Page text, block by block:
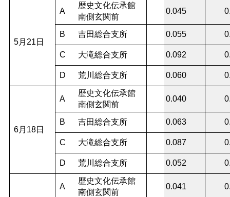
5月21日
A
歴史文化伝承館
南側玄関前
0.045
B 吉田総合支所 0.055
C 大滝総合支所 0.092
D 荒川総合支所 0.060
6月18日
A
歴史文化伝承館
南側玄関前
0.040
B 吉田総合支所 0.063
C 大滝総合支所 0.087
D 荒川総合支所 0.052
A
歴史文化伝承館
南側玄関前
0.041